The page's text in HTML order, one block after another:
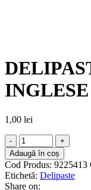
INGLESE
1,00 lei
Adaugă în coș
Cod Produs: 9225413
Etichetă: Delipaste
Share on: